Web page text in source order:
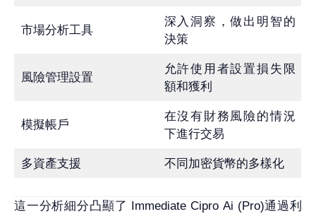
市場分析工具
深入洞察，做出明智的
決策
風險管理設置
允許使用者設置損失限
額和獲利
模擬帳戶
在沒有財務風險的情況
下進行交易
多資產支援 不同加密貨幣的多樣化
這一分析細分凸顯了 Immediate Cipro Ai (Pro)通過利